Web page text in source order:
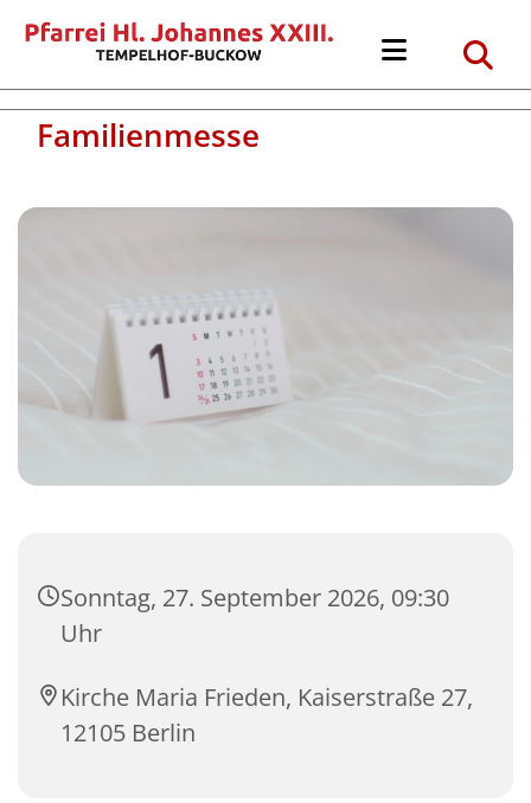
Familienmesse
Sonntag, 27. September 2026, 09:30
Uhr
Kirche Maria Frieden, Kaiserstraße 27,
12105 Berlin